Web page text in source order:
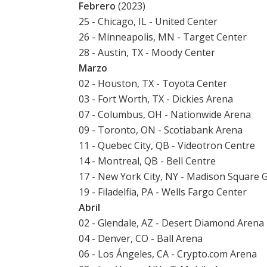
Febrero (2023)
25 - Chicago, IL - United Center
26 - Minneapolis, MN - Target Center
28 - Austin, TX - Moody Center
Marzo
02 - Houston, TX - Toyota Center
03 - Fort Worth, TX - Dickies Arena
07 - Columbus, OH - Nationwide Arena
09 - Toronto, ON - Scotiabank Arena
11 - Quebec City, QB - Videotron Centre
14 - Montreal, QB - Bell Centre
17 - New York City, NY - Madison Square
19 - Filadelfia, PA - Wells Fargo Center
Abril
02 - Glendale, AZ - Desert Diamond Arena
04 - Denver, CO - Ball Arena
06 - Los Ángeles, CA - Crypto.com Arena